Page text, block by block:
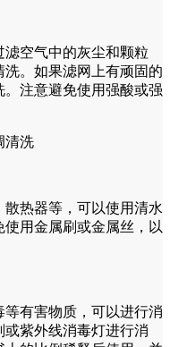
空气中的灰尘和颗粒
。如果滤网上有顽固的
注意避免使用强酸或强
热器等，可以使用清水
用金属刷或金属丝，以
有害物质，可以进行消
紫外线消毒灯进行消